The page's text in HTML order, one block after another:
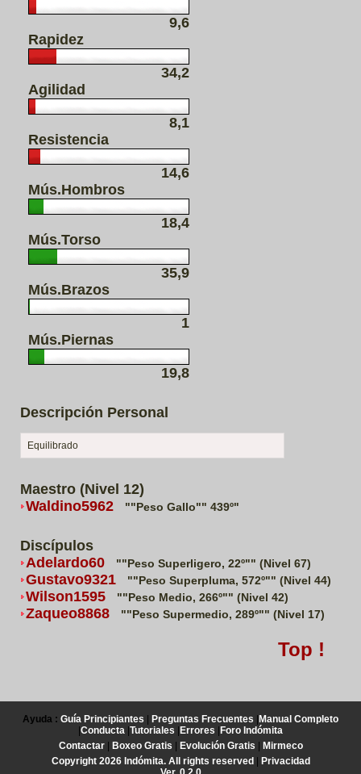
9,6
Rapidez
34,2
Agilidad
8,1
Resistencia
14,6
Mús.Hombros
18,4
Mús.Torso
35,9
Mús.Brazos
1
Mús.Piernas
19,8
Descripción Personal
Equilibrado
Maestro (Nivel 12)
Waldino5962
""Peso Gallo"" 439º"
Discípulos
Adelardo60
""Peso Superligero, 22º"" (Nivel 67)
Gustavo9321 ""Peso Superpluma, 572º"" (Nivel 44)
Wilson1595 ""Peso Medio, 266º"" (Nivel 42)
Zaqueo8868 ""Peso Supermedio, 289º"" (Nivel 17)
Top !
Ayuda : Guía Principiantes Preguntas Frecuentes
Manual Completo
Conducta Tutoriales Errores
Foro Indómita
Contactar| Boxeo Gratis Evolución Gratis
Mirmeco
Copyright 2026 Indómita. All rights reserved
Privacidad